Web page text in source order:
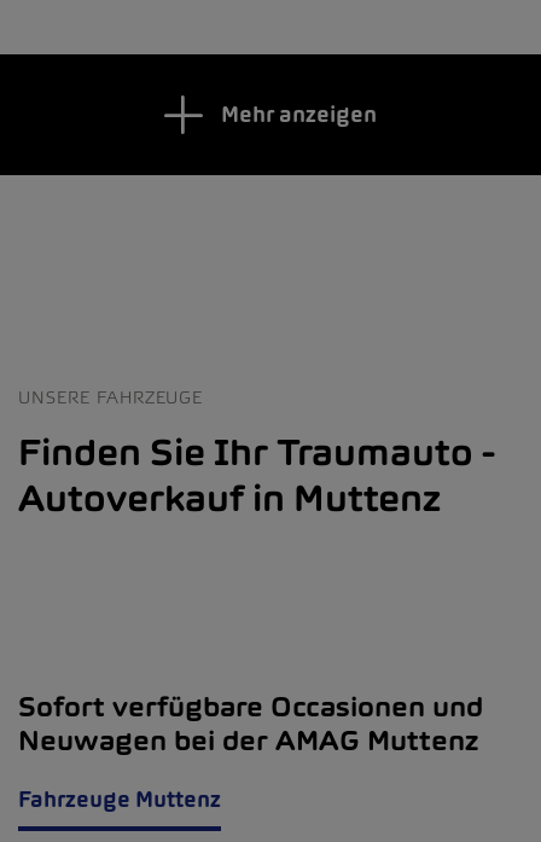
Mehr anzeigen
UNSERE FAHRZEUGE
Finden Sie Ihr Traumauto -
Autoverkauf in Muttenz
Sofort verfügbare Occasionen und
Neuwagen bei der AMAG Muttenz
Fahrzeuge Muttenz